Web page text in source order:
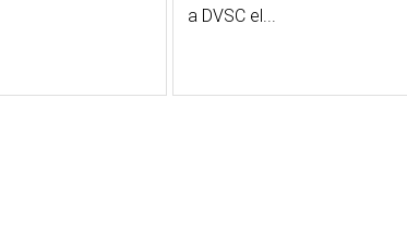
a DVSC el...